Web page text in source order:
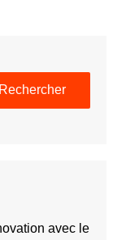
Rechercher
avec le